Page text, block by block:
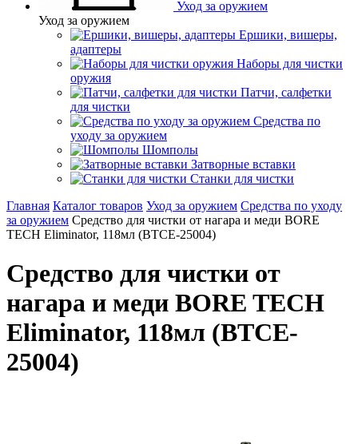
Уход за оружием
Уход за оружием
Ершики, вишеры,
адаптеры
Наборы для чистки
оружия
Патчи, салфетки
для чистки
Средства по
уходу за оружием
Шомполы
Затворные вставки
Станки для чистки
Главная Каталог товаров Уход за оружием Средства по уходу
за оружием Средство для чистки от нагара и меди BORE
TECH Eliminator, 118мл (BTCE-25004)
Средство для чистки от
нагара и меди BORE TECH
Eliminator, 118мл (BTCE-
25004)